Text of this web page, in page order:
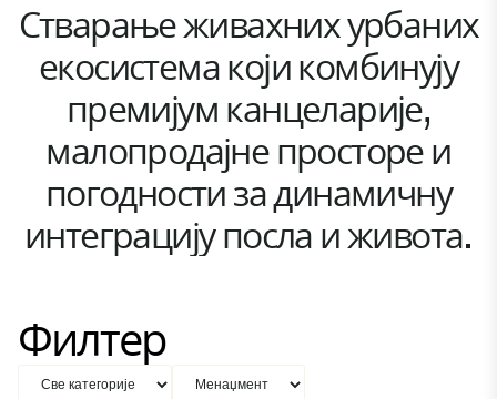
Стварање живахних урбаних
екосистема који комбинују
премијум канцеларије,
малопродајне просторе и
погодности за динамичну
интеграцију посла и живота.
Филтер